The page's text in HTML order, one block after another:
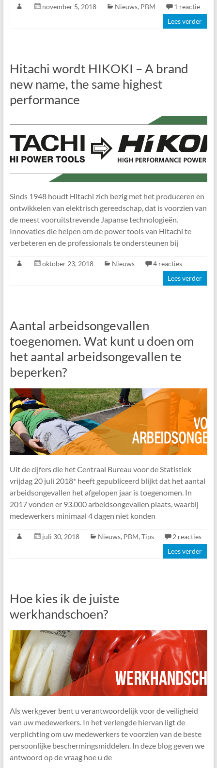
november 5, 2018 Nieuws, PBM
1 reactie
Lees verder
Hitachi wordt HIKOKI – A brand
new name, the same highest
performance
Sinds 1948 houdt Hitachi zich bezig met het produceren en
ontwikkelen van elektrisch gereedschap, dat is voorzien van
de meest vooruitstrevende Japanse technologieën.
Innovaties die helpen om de power tools van Hitachi te
verbeteren en de professionals te ondersteunen bij
oktober 23, 2018 Nieuws
4 reacties
Lees verder
Aantal arbeidsongevallen
toegenomen. Wat kunt u doen om
het aantal arbeidsongevallen te
beperken?
Uit de cijfers die het Centraal Bureau voor de Statistiek
vrijdag 20 juli 2018* heeft gepubliceerd blijkt dat het aantal
arbeidsongevallen het afgelopen jaar is toegenomen. In
2017 vonden er 93.000 arbeidsongevallen plaats, waarbij
medewerkers minimaal 4 dagen niet konden
juli 30, 2018 Nieuws, PBM, Tips
2 reacties
Lees verder
Hoe kies ik de juiste
werkhandschoen?
Als werkgever bent u verantwoordelijk voor de veiligheid
van uw medewerkers. In het verlengde hiervan ligt de
verplichting om uw medewerkers te voorzien van de beste
persoonlijke beschermingsmiddelen. In deze blog geven we
antwoord op de vraag hoe u de